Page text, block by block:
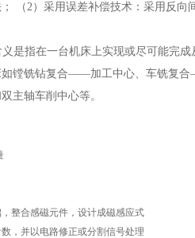
（2）采用误差补偿技术：采用反
是指在一台机床上实现或尽可能完
如镗铣钻复合——加工中心、车铣复
主轴车削中心等。
整合感磁元件，设计成磁感应式
，并以电路修正或分割信号处理